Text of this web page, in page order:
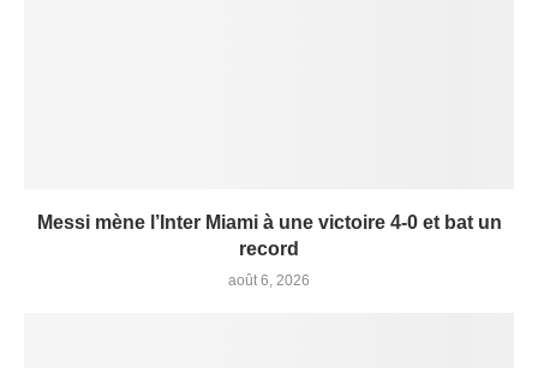
Messi mène l’Inter Miami à une victoire 4-0 et bat un
record
août 6, 2026